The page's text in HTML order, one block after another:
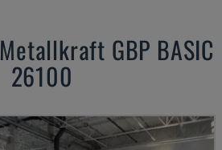
Metallkraft GBP BASIC
26100